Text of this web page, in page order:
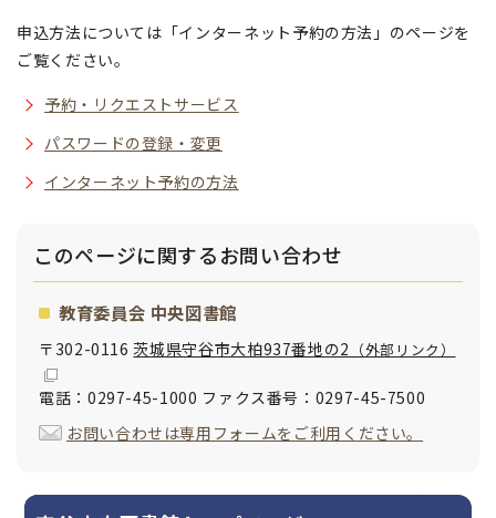
申込方法については「インターネット予約の方法」のページを
ご覧ください。
予約・リクエストサービス
パスワードの登録・変更
インターネット予約の方法
このページに関するお問い合わせ
教育委員会 中央図書館
〒302-0116茨城県守谷市大柏937番地の2 （外部リンク）
電話：0297-45-1000 ファクス番号：0297-45-7500
お問い合わせは専用フォームをご利用ください。